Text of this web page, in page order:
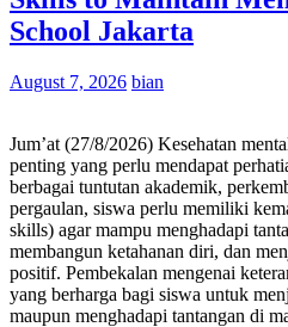
School Jakarta
August 7, 2026 bian
Jum’at (27/8/2026) Kesehatan
penting yang perlu mendapat
berbagai tuntutan akademik,
pergaulan, siswa perlu memiliki
skills) agar mampu menghadapi
membangun ketahanan diri, dan
positif. Pembekalan mengenai
yang berharga bagi siswa untuk
maupun menghadapi tantangan di